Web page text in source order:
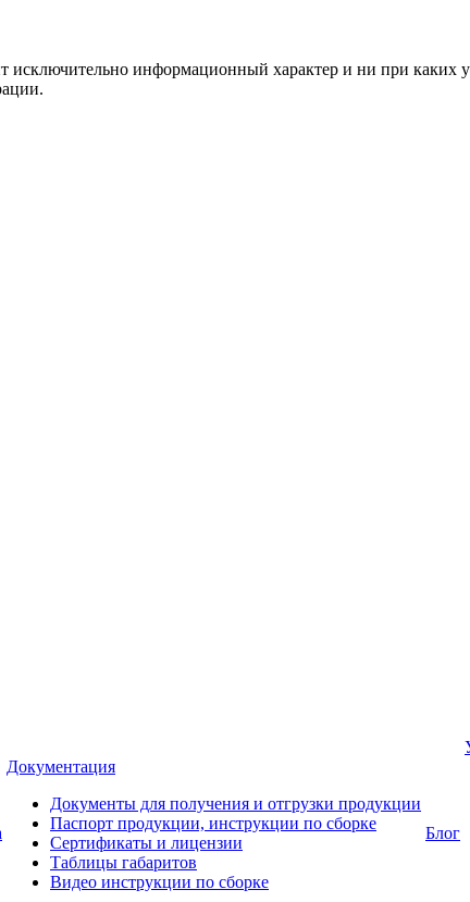
информационный характер и ни при каких
Документация
Документы для получения и отгрузки продукции
Паспорт продукции, инструкции по сборке
Сертификаты и лицензии
Таблицы габаритов
Видео инструкции по сборке
Блог